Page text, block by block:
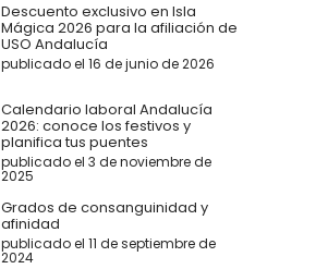
Descuento exclusivo en Isla
Mágica 2026 para la afiliación de
USO Andalucía
publicado el 16 de junio de 2026
Calendario laboral Andalucía
2026: conoce los festivos y
planifica tus puentes
publicado el 3 de noviembre de
2025
Grados de consanguinidad y
afinidad
publicado el 11 de septiembre de
2024